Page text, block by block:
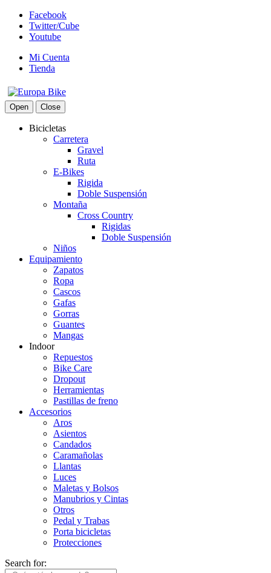
Facebook
Twitter/Cube
Youtube
Mi Cuenta
Tienda
Open Close
Bicicletas
Carretera
Gravel
Ruta
E-Bikes
Rigida
Doble Suspensión
Montaña
Cross Country
Rigidas
Doble Suspensión
Niños
Equipamiento
Zapatos
Ropa
Cascos
Gafas
Gorras
Guantes
Mangas
Indoor
Repuestos
Bike Care
Dropout
Herramientas
Pastillas de freno
Accesorios
Aros
Asientos
Candados
Caramañolas
Llantas
Luces
Maletas y Bolsos
Manubrios y Cintas
Otros
Pedal y Trabas
Porta bicicletas
Protecciones
Search for: